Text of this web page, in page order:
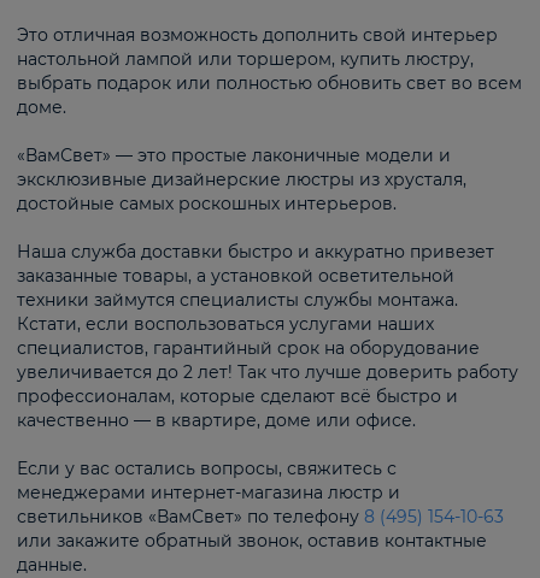
Это отличная возможность дополнить свой интерьер
настольной лампой или торшером, купить люстру,
выбрать подарок или полностью обновить свет во всем
доме.
«ВамСвет» — это простые лаконичные модели и
эксклюзивные дизайнерские люстры из хрусталя,
достойные самых роскошных интерьеров.
Наша служба доставки быстро и аккуратно привезет
заказанные товары, а установкой осветительной
техники займутся специалисты службы монтажа.
Кстати, если воспользоваться услугами наших
специалистов, гарантийный срок на оборудование
увеличивается до 2 лет! Так что лучше доверить работу
профессионалам, которые сделают всё быстро и
качественно — в квартире, доме или офисе.
Если у вас остались вопросы, свяжитесь с
менеджерами интернет-магазина люстр и
светильников «ВамСвет» по телефону 8 (495) 154-10-63
или закажите обратный звонок, оставив контактные
данные.